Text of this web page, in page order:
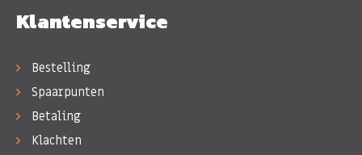
Klantenservice
Bestelling
Spaarpunten
Betaling
Klachten